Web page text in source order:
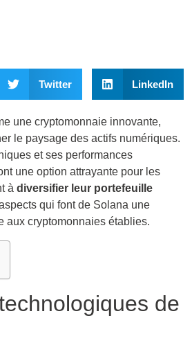
Twitter LinkedIn
une cryptomonnaie innovante,
le paysage des actifs numériques.
et ses performances
une option attrayante pour les
à diversifier leur portefeuille
qui font de Solana une
aux cryptomonnaies établies.
de